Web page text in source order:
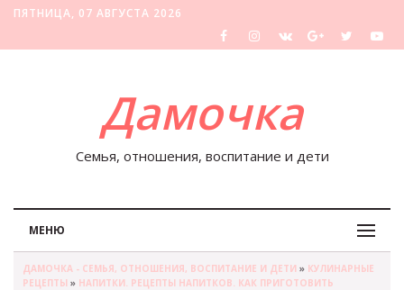
ПЯТНИЦА, 07 АВГУСТА 2026
Дамочка
Семья, отношения, воспитание и дети
МЕНЮ
ДАМОЧКА - СЕМЬЯ, ОТНОШЕНИЯ, ВОСПИТАНИЕ И ДЕТИ » КУЛИНАРНЫЕ
РЕЦЕПТЫ » НАПИТКИ. РЕЦЕПТЫ НАПИТКОВ. КАК ПРИГОТОВИТЬ